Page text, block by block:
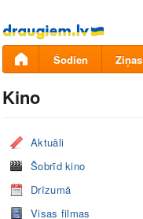
Pāriet
uz
saturu
Šodien Ziņas
Kino
Aktuāli
Šobrīd kino
Drīzumā
Visas filmas